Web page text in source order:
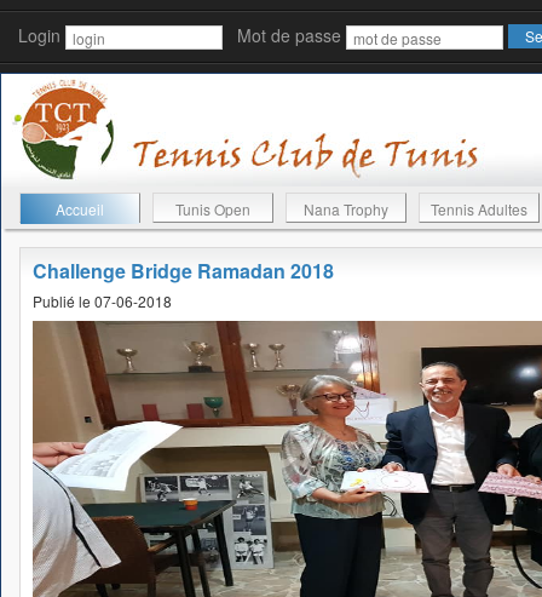
Login Mot de passe
Accueil Tunis Open Nana Trophy Tennis Adultes
Challenge Bridge Ramadan 2018
Publié le 07-06-2018